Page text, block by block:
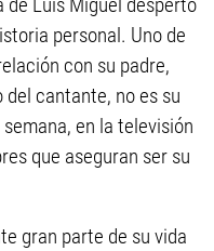
personal. Uno de
con su padre,
del cantante, no es su
en la televisión
que aseguran ser su
gran parte de su vida